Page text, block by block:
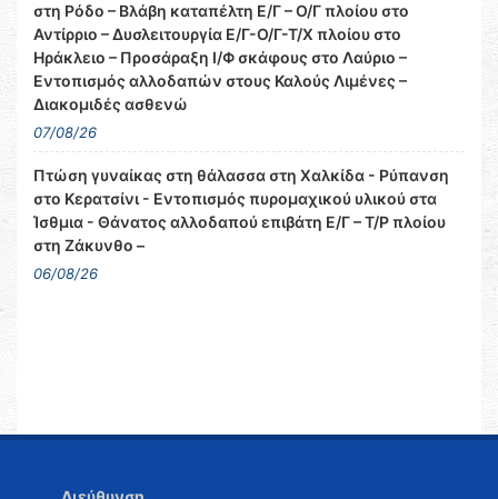
στη Ρόδο – Βλάβη καταπέλτη Ε/Γ – Ο/Γ πλοίου στο
Αντίρριο – Δυσλειτουργία Ε/Γ-Ο/Γ-Τ/Χ πλοίου στο
Ηράκλειο – Προσάραξη Ι/Φ σκάφους στο Λαύριο –
Εντοπισμός αλλοδαπών στους Καλούς Λιμένες –
Διακομιδές ασθενώ
07/08/26
Πτώση γυναίκας στη θάλασσα στη Χαλκίδα - Ρύπανση
στο Κερατσίνι - Εντοπισμός πυρομαχικού υλικού στα
Ίσθμια - Θάνατος αλλοδαπού επιβάτη Ε/Γ – Τ/Ρ πλοίου
στη Ζάκυνθο –
06/08/26